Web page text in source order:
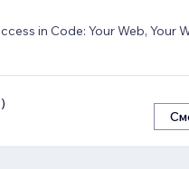
in Code: Your Web, Your
)